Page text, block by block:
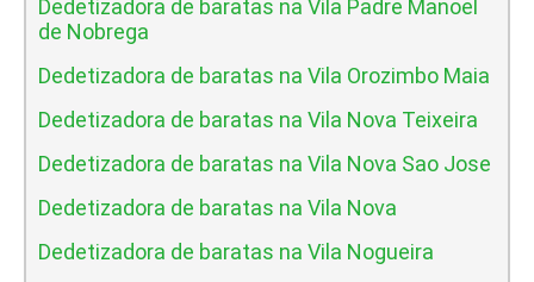
Dedetizadora de baratas na Vila Padre Manoel
de Nobrega
Dedetizadora de baratas na Vila Orozimbo Maia
Dedetizadora de baratas na Vila Nova Teixeira
Dedetizadora de baratas na Vila Nova Sao Jose
Dedetizadora de baratas na Vila Nova
Dedetizadora de baratas na Vila Nogueira